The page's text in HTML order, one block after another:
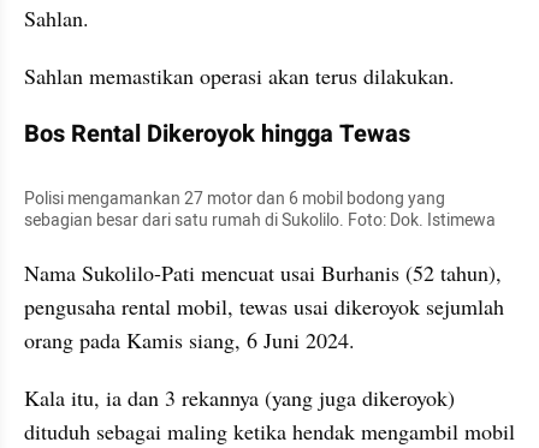
Sahlan.
Sahlan memastikan operasi akan terus dilakukan.
Bos Rental Dikeroyok hingga Tewas
Polisi mengamankan 27 motor dan 6 mobil bodong yang
sebagian besar dari satu rumah di Sukolilo. Foto: Dok. Istimewa
Nama Sukolilo-Pati mencuat usai Burhanis (52 tahun),
pengusaha rental mobil, tewas usai dikeroyok sejumlah
orang pada Kamis siang, 6 Juni 2024.
Kala itu, ia dan 3 rekannya (yang juga dikeroyok)
dituduh sebagai maling ketika hendak mengambil mobil